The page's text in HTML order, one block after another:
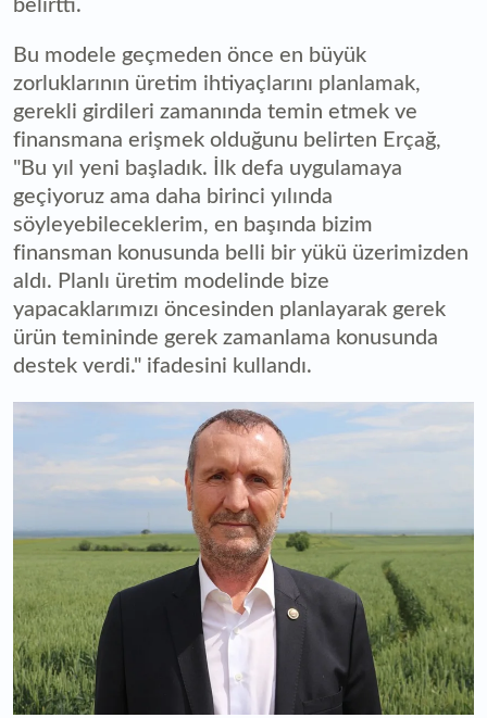
belirtti.
Bu modele geçmeden önce en büyük
zorluklarının üretim ihtiyaçlarını planlamak,
gerekli girdileri zamanında temin etmek ve
finansmana erişmek olduğunu belirten Erçağ,
"Bu yıl yeni başladık. İlk defa uygulamaya
geçiyoruz ama daha birinci yılında
söyleyebileceklerim, en başında bizim
finansman konusunda belli bir yükü üzerimizden
aldı. Planlı üretim modelinde bize
yapacaklarımızı öncesinden planlayarak gerek
ürün temininde gerek zamanlama konusunda
destek verdi." ifadesini kullandı.